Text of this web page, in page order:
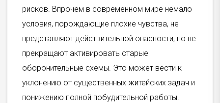
рисков. Впрочем в современном мире немало
условия, порождающие плохие чувства, не
представляют действительной опасности, но не
прекращают активировать старые
оборонительные схемы. Это может вести к
уклонению от существенных житейских задач и
понижению полной побудительной работы.